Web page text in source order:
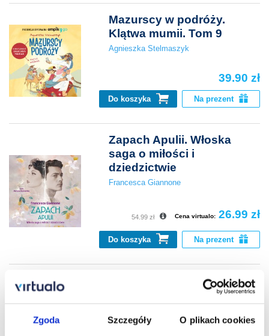
Zgoda Szczegóły O plikach cookies
Mazurscy w podróży.
Klątwa mumii. Tom 9
Agnieszka Stelmaszyk
39.90 zł
Do koszyka Na prezent
Zapach Apulii. Włoska
saga o miłości i
dziedzictwie
Francesca Giannone
Cena virtualo: 26.99 zł
54.99 zł
Do koszyka Na prezent
19.90 zł